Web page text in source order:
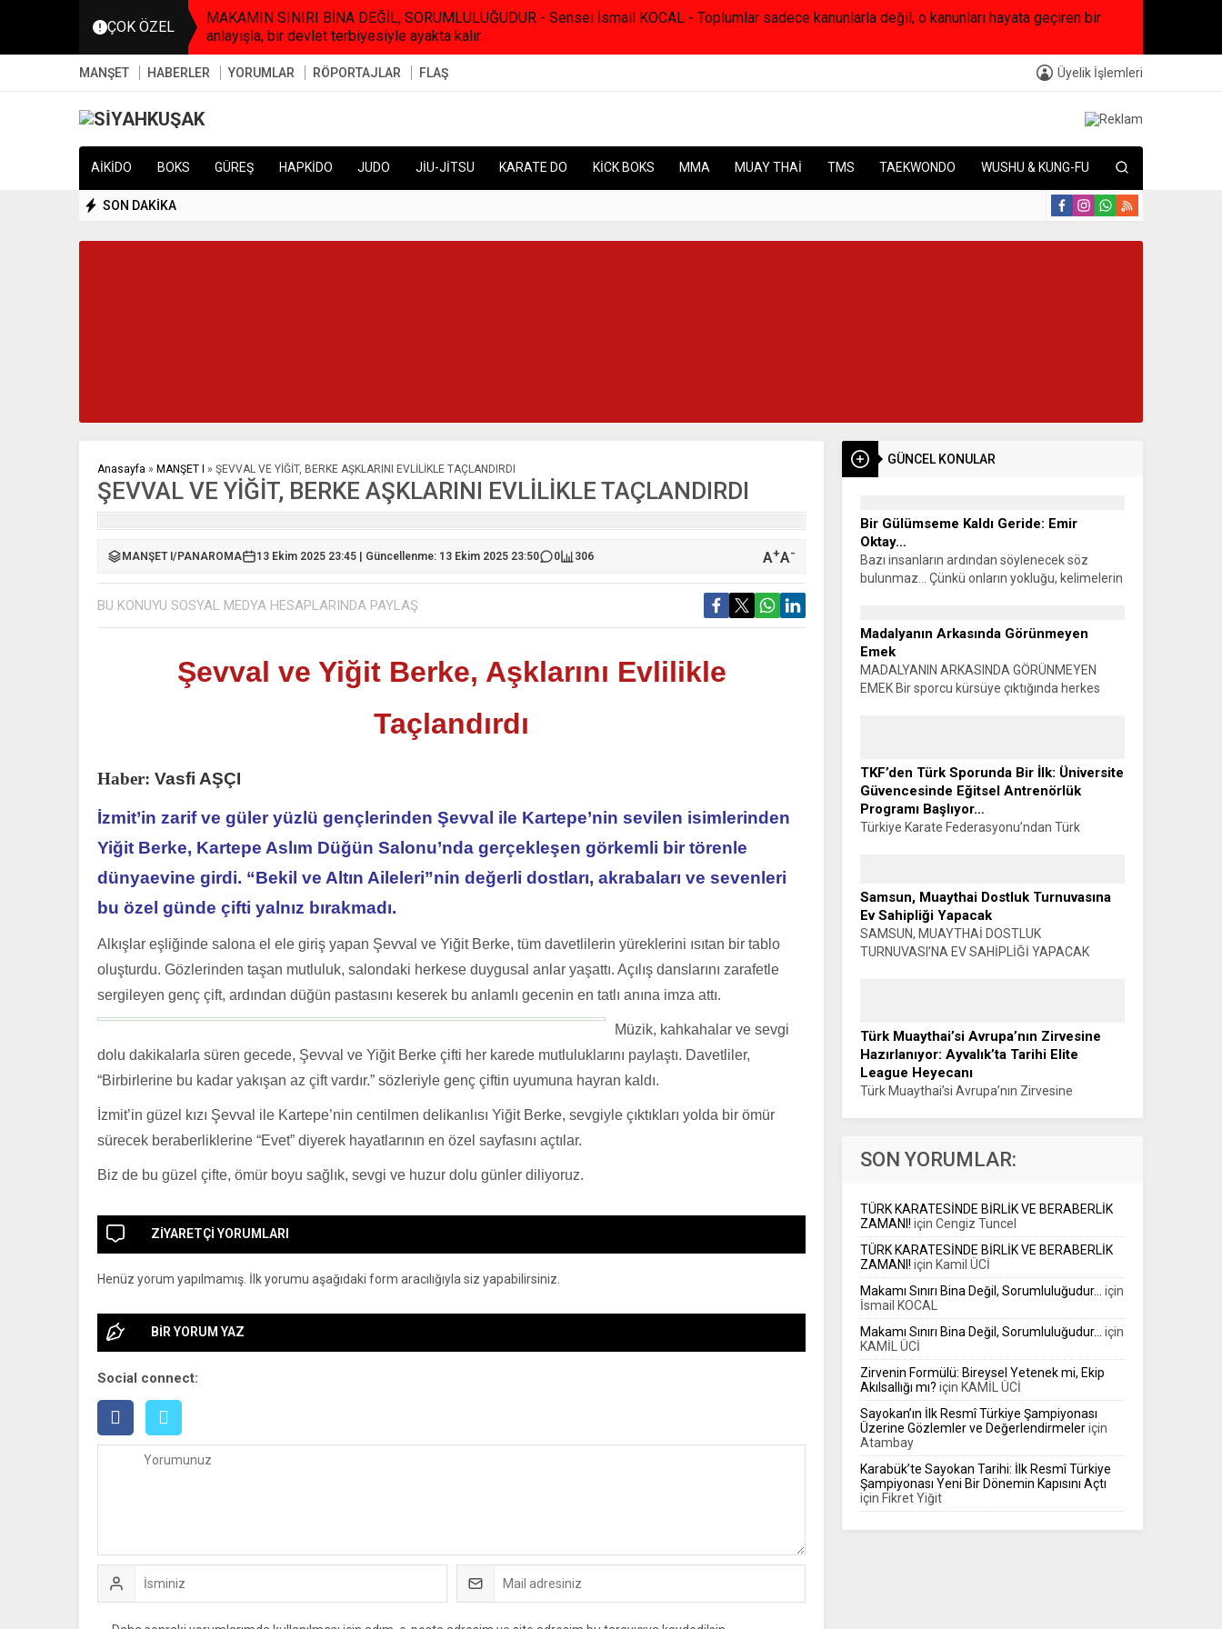
ÇOK ÖZEL
MAKAMIN SINIRI BİNA DEĞİL, SORUMLULUĞUDUR - Sensei İsmail KOCAL - Toplumlar sadece kanunlarla değil, o kanunları hayata geçiren bir
anlayışla, bir devlet terbiyesiyle ayakta kalır.
MANŞET HABERLER YORUMLAR RÖPORTAJLAR FLAŞ Üyelik İşlemleri
AİKİDO BOKS GÜREŞ HAPKİDO JUDO JİU-JİTSU KARATE DO KİCK BOKS MMA MUAY THAİ TMS TAEKWONDO WUSHU & KUNG-FU
SON DAKİKA
GÜNCEL KONULAR
Bir Gülümseme Kaldı Geride: Emir
Oktay…
Bazı insanların ardından söylenecek söz
bulunmaz… Çünkü onların yokluğu, kelimelerin
genç bir evladını,...
Madalyanın Arkasında Görünmeyen
Emek
MADALYANIN ARKASINDA GÖRÜNMEYEN
EMEK Bir sporcu kürsüye çıktığında herkes
TKF’den Türk Sporunda Bir İlk: Üniversite
Güvencesinde Eğitsel Antrenörlük
Programı Başlıyor…
Türkiye Karate Federasyonu’ndan Türk
SİYAHKUŞAK Türkiye Karate Federasyonu ile
Manisa Celal Bayar...
Samsun, Muaythai Dostluk Turnuvasına
Ev Sahipliği Yapacak
SAMSUN, MUAYTHAİ DOSTLUK
TURNUVASI’NA EV SAHİPLİĞİ YAPACAK
Türk Muaythai’si Avrupa’nın Zirvesine
Hazırlanıyor: Ayvalık’ta Tarihi Elite
League Heyecanı
Türk Muaythai’si Avrupa’nın Zirvesine
organizasyonlardaki yükselişini Avrupa’nın en
sürdürüyor....
SON YORUMLAR:
TÜRK KARATESİNDE BİRLİK VE BERABERLİK
ZAMANI! için Cengiz Tuncel
TÜRK KARATESİNDE BİRLİK VE BERABERLİK
ZAMANI! için Kamil ÜCİ
Makamı Sınırı Bina Değil, Sorumluluğudur… için
İsmail KOCAL
Makamı Sınırı Bina Değil, Sorumluluğudur… için
KAMİL ÜCİ
Zirvenin Formülü: Bireysel Yetenek mi, Ekip
Akılsallığı mı? için KAMİL ÜCİ
Sayokan’ın İlk Resmî Türkiye Şampiyonası
Üzerine Gözlemler ve Değerlendirmeleriçin
Atambay
Karabük’te Sayokan Tarihi: İlk Resmî Türkiye
Şampiyonası Yeni Bir Dönemin Kapısını Açtı
için Fikret Yiğit
Anasayfa » MANŞET I » ŞEVVAL VE YİĞİT, BERKE AŞKLARINI EVLİLİKLE TAÇLANDIRDI
ŞEVVAL VE YİĞİT, BERKE AŞKLARINI EVLİLİKLE TAÇLANDIRDI
MANŞET I /PANAROMA 13 Ekim 2025 23:45 | Güncellenme: 13 Ekim 2025 23:50 0 306 A+A-
BU KONUYU SOSYAL MEDYA HESAPLARINDA PAYLAŞ
Şevval ve Yiğit Berke, Aşklarını Evlilikle
Taçlandırdı
Haber: Vasfi AŞÇI
İzmit’in zarif ve güler yüzlü gençlerinden Şevval ile Kartepe’nin sevilen isimlerinden
Yiğit Berke, Kartepe Aslım Düğün Salonu’nda gerçekleşen görkemli bir törenle
dünyaevine girdi. “Bekil ve Altın Aileleri”nin değerli dostları, akrabaları ve sevenleri
bu özel günde çifti yalnız bırakmadı.
Alkışlar eşliğinde salona el ele giriş yapan Şevval ve Yiğit Berke, tüm davetlilerin yüreklerini ısıtan bir tablo
oluşturdu. Gözlerinden taşan mutluluk, salondaki herkese duygusal anlar yaşattı. Açılış danslarını zarafetle
sergileyen genç çift, ardından düğün pastasını keserek bu anlamlı gecenin en tatlı anına imza attı.
Müzik, kahkahalar ve sevgi
dolu dakikalarla süren gecede, Şevval ve Yiğit Berke çifti her karede mutluluklarını paylaştı. Davetliler,
“Birbirlerine bu kadar yakışan az çift vardır.” sözleriyle genç çiftin uyumuna hayran kaldı.
İzmit’in güzel kızı Şevval ile Kartepe’nin centilmen delikanlısı Yiğit Berke, sevgiyle çıktıkları yolda bir ömür
sürecek beraberliklerine “Evet” diyerek hayatlarının en özel sayfasını açtılar.
Biz de bu güzel çifte, ömür boyu sağlık, sevgi ve huzur dolu günler diliyoruz.
ZİYARETÇİ YORUMLARI
Henüz yorum yapılmamış. İlk yorumu aşağıdaki form aracılığıyla siz yapabilirsiniz.
BİR YORUM YAZ
Social connect: